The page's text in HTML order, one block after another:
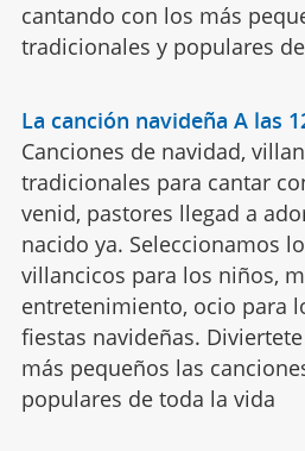
cantando con los más
tradicionales y populares
La canción navideña A las
Canciones de navidad,
tradicionales para cantar
venid, pastores llegad a
nacido ya. Seleccionamos
villancicos para los niños,
entretenimiento, ocio para
fiestas navideñas.
más pequeños las
populares de toda la vida